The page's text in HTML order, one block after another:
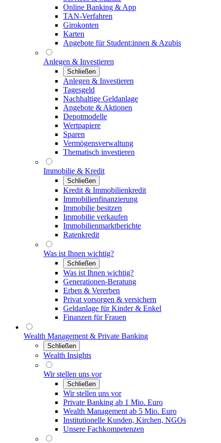
Online Banking & App
TAN-Verfahren
Girokonten
Karten
Angebote für Student:innen & Azubis
Anlegen & Investieren
Schließen
Anlegen & Investieren
Tagesgeld
Nachhaltige Geldanlage
Angebote & Aktionen
Depotmodelle
Wertpapiere
Sparen
Vermögensverwaltung
Thematisch investieren
Immobilie & Kredit
Schließen
Kredit & Immobilienkredit
Immobilienfinanzierung
Immobilie besitzen
Immobilie verkaufen
Immobilienmarktberichte
Ratenkredit
Was ist Ihnen wichtig?
Schließen
Was ist Ihnen wichtig?
Generationen-Beratung
Erben & Vererben
Privat vorsorgen & versichern
Geldanlage für Kinder & Enkel
Finanzen für Frauen
Wealth Management & Private Banking
Schließen
Wealth Insights
Wir stellen uns vor
Schließen
Wir stellen uns vor
Private Banking ab 1 Mio. Euro
Wealth Management ab 5 Mio. Euro
Institutionelle Kunden, Kirchen, NGOs
Unsere Fachkompetenzen